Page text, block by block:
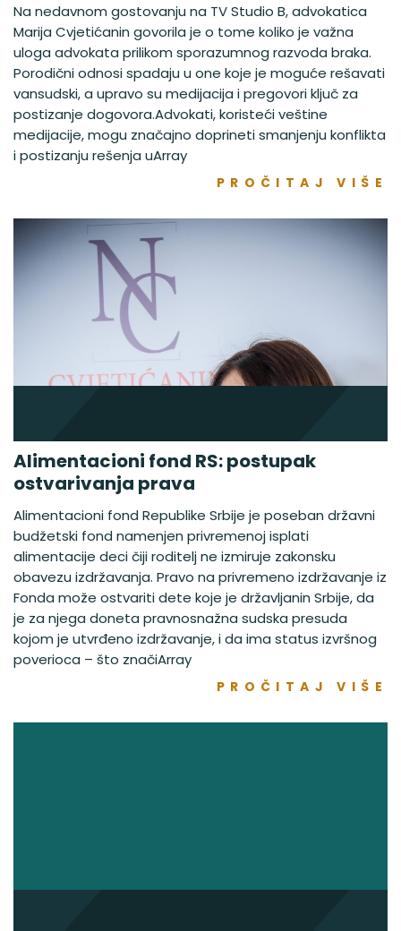
Na nedavnom gostovanju na TV Studio B, advokatica
Marija Cvjetićanin govorila je o tome koliko je važna
uloga advokata prilikom sporazumnog razvoda braka.
Porodični odnosi spadaju u one koje je moguće rešavati
vansudski, a upravo su medijacija i pregovori ključ za
postizanje dogovora.Advokati, koristeći veštine
medijacije, mogu značajno doprineti smanjenju konflikta
i postizanju rešenja uArray
PROČITAJ VIŠE
Alimentacioni fond RS: postupak
ostvarivanja prava
Alimentacioni fond Republike Srbije je poseban državni
budžetski fond namenjen privremenoj isplati
alimentacije deci čiji roditelj ne izmiruje zakonsku
obavezu izdržavanja. Pravo na privremeno izdržavanje iz
Fonda može ostvariti dete koje je državljanin Srbije, da
je za njega doneta pravnosnažna sudska presuda
kojom je utvrđeno izdržavanje, i da ima status izvršnog
poverioca – što značiArray
PROČITAJ VIŠE